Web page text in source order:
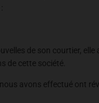
de son courtier,
de cette société.
avons effectué ont